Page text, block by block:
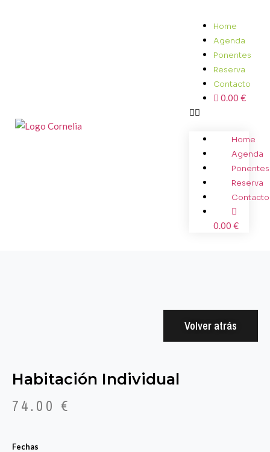
Home
Agenda
Ponentes
Reserva
Contacto
0.00 €
Home
Agenda
Ponentes
Reserva
Contacto
0.00 €
Volver atrás
Habitación Individual
74.00 €
Fechas